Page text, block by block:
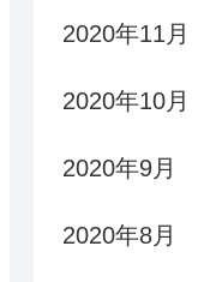
2020年11月
2020年10月
2020年9月
2020年8月